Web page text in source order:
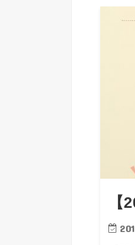
【